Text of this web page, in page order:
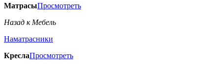
МатрасыПросмотреть
Назад к Мебель
Наматрасники
КреслаПросмотреть